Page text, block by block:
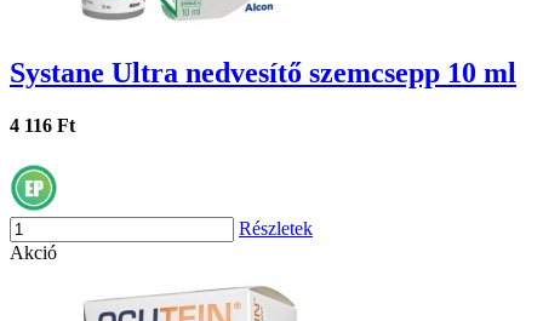
Systane Ultra nedvesítő szemcsepp 10 ml
4 116 Ft
Részletek
Akció